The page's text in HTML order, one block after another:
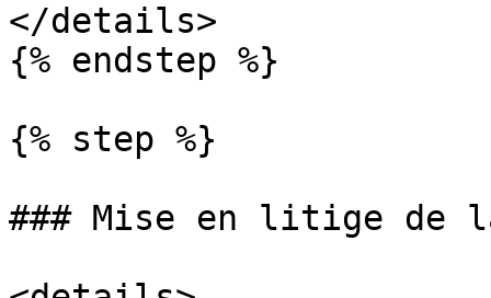
</details>
{% endstep %}
{% step %}
### Mise en litige de